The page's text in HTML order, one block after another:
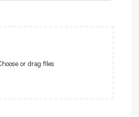
or drag files